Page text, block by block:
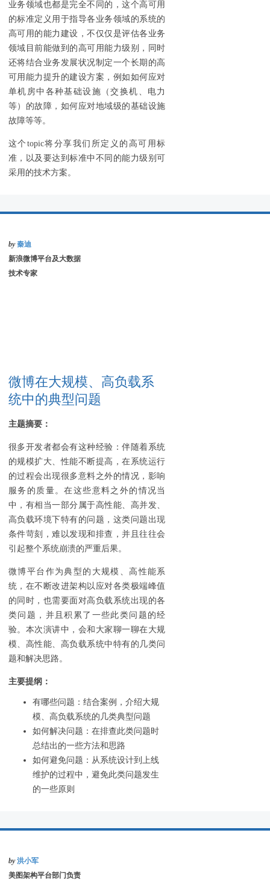
业务领域也都是完全不同的，这个高可用
的标准定义用于指导各业务领域的系统的
高可用的能力建设，不仅仅是评估各业务
领域目前能做到的高可用能力级别，同时
还将结合业务发展状况制定一个长期的高
可用能力提升的建设方案，例如如何应对
单机房中各种基础设施（交换机、电力
等）的故障，如何应对地域级的基础设施
故障等等。
这个topic将分享我们所定义的高可用标
准，以及要达到标准中不同的能力级别可
采用的技术方案。
by 秦迪
新浪微博平台及大数据
技术专家
微博在大规模、高负载系
统中的典型问题
主题摘要：
很多开发者都会有这种经验：伴随着系统
的规模扩大、性能不断提高，在系统运行
的过程会出现很多意料之外的情况，影响
服务的质量。在这些意料之外的情况当
中，有相当一部分属于高性能、高并发、
高负载环境下特有的问题，这类问题出现
条件苛刻，难以发现和排查，并且往往会
引起整个系统崩溃的严重后果。
微博平台作为典型的大规模、高性能系
统，在不断改进架构以应对各类极端峰值
的同时，也需要面对高负载系统出现的各
类问题，并且积累了一些此类问题的经
验。本次演讲中，会和大家聊一聊在大规
模、高性能、高负载系统中特有的几类问
题和解决思路。
主要提纲：
有哪些问题：结合案例，介绍大规
模、高负载系统的几类典型问题
如何解决问题：在排查此类问题时
总结出的一些方法和思路
如何避免问题：从系统设计到上线
维护的过程中，避免此类问题发生
的一些原则
by 洪小军
美图架构平台部门负责